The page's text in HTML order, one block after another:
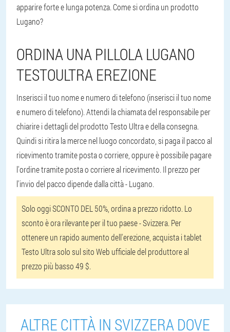
apparire forte e lunga potenza. Come si ordina un prodotto
Lugano?
ORDINA UNA PILLOLA LUGANO
TESTOULTRA EREZIONE
Inserisci il tuo nome e numero di telefono (inserisci il tuo nome
e numero di telefono). Attendi la chiamata del responsabile per
chiarire i dettagli del prodotto Testo Ultra e della consegna.
Quindi si ritira la merce nel luogo concordato, si paga il pacco al
ricevimento tramite posta o corriere, oppure è possibile pagare
l'ordine tramite posta o corriere al ricevimento. Il prezzo per
l'invio del pacco dipende dalla città - Lugano.
Solo oggi SCONTO DEL 50%, ordina a prezzo ridotto. Lo
sconto è ora rilevante per il tuo paese - Svizzera. Per
ottenere un rapido aumento dell'erezione, acquista i tablet
Testo Ultra solo sul sito Web ufficiale del produttore al
prezzo più basso 49 $.
ALTRE CITTÀ IN SVIZZERA DOVE